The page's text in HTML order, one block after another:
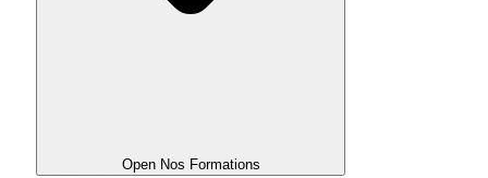
Open Nos Formations